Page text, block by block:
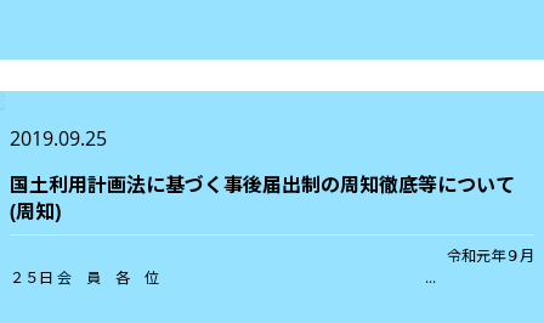
2019.09.25
国土利用計画法に基づく事後届出制の周知徹底等について
(周知)
令和元年９月
２５日 会 員 各 位 ...